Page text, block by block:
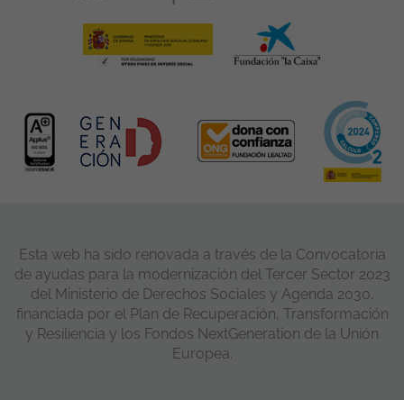
Esta web ha sido renovada a través de la Convocatoria
de ayudas para la modernización del Tercer Sector 2023
del Ministerio de Derechos Sociales y Agenda 2030,
financiada por el Plan de Recuperación, Transformación
y Resiliencia y los Fondos NextGeneration de la Unión
Europea.